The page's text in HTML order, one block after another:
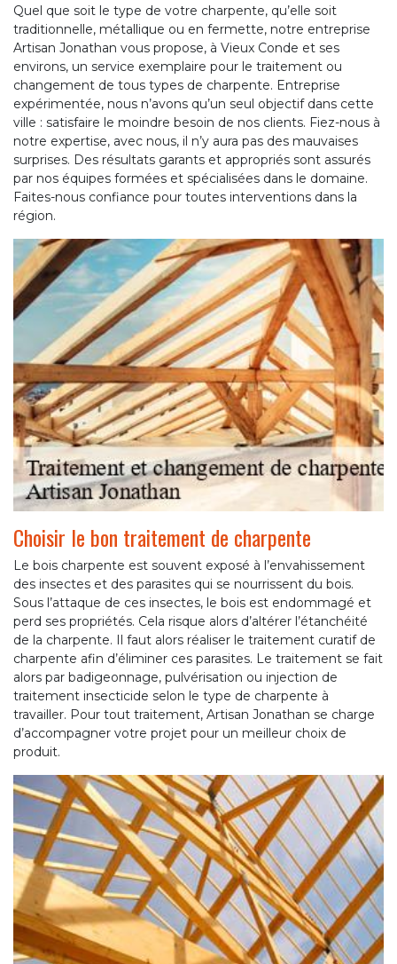
Quel que soit le type de votre charpente, qu’elle soit
traditionnelle, métallique ou en fermette, notre entreprise
Artisan Jonathan vous propose, à Vieux Conde et ses
environs, un service exemplaire pour le traitement ou
changement de tous types de charpente. Entreprise
expérimentée, nous n’avons qu’un seul objectif dans cette
ville : satisfaire le moindre besoin de nos clients. Fiez-nous à
notre expertise, avec nous, il n’y aura pas des mauvaises
surprises. Des résultats garants et appropriés sont assurés
par nos équipes formées et spécialisées dans le domaine.
Faites-nous confiance pour toutes interventions dans la
région.
Choisir le bon traitement de charpente
Le bois charpente est souvent exposé à l’envahissement
des insectes et des parasites qui se nourrissent du bois.
Sous l’attaque de ces insectes, le bois est endommagé et
perd ses propriétés. Cela risque alors d’altérer l’étanchéité
de la charpente. Il faut alors réaliser le traitement curatif de
charpente afin d’éliminer ces parasites. Le traitement se fait
alors par badigeonnage, pulvérisation ou injection de
traitement insecticide selon le type de charpente à
travailler. Pour tout traitement, Artisan Jonathan se charge
d’accompagner votre projet pour un meilleur choix de
produit.